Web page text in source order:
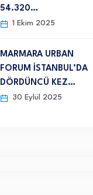
54.320…
1 Ekim 2025
MARMARA URBAN
FORUM İSTANBUL’DA
DÖRDÜNCÜ KEZ…
30 Eylül 2025